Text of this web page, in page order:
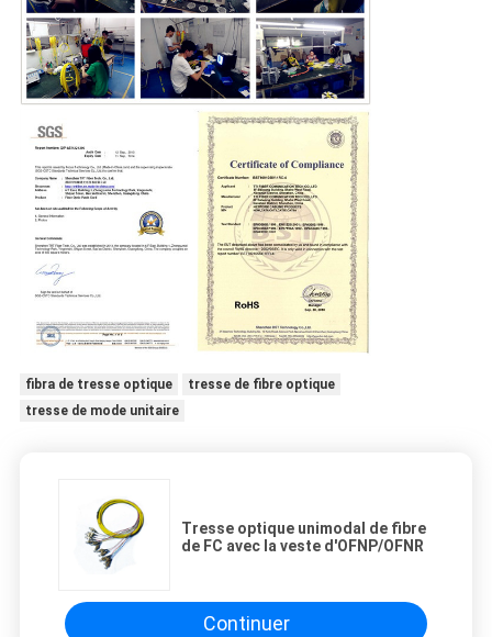
fibra de tresse optique
tresse de fibre optique
tresse de mode unitaire
Tresse optique unimodal de fibre
de FC avec la veste d'OFNP/OFNR
Continuer